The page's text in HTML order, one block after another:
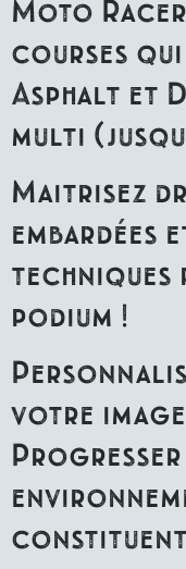
Moto
courses
Asphalt et
multi
Maitrisez
embardées
techniques
podium !
votre
Progresser